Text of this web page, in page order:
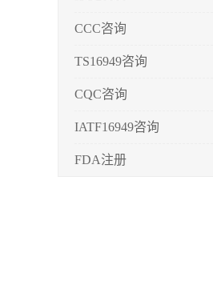
CCC咨询
TS16949咨询
CQC咨询
IATF16949咨询
FDA注册